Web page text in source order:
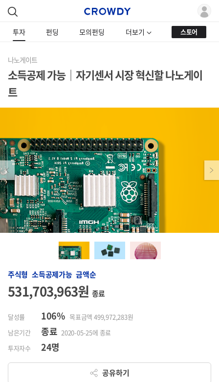
투자 펀딩 모의펀딩 더보기 스토어
나노게이트
소득공제 가능｜자기센서 시장 혁신할 나노게이
트
Previous Next
주식형 소득공제가능 금액순
531,703,963원 종료
달성률 106% 목표금액 499,972,283원
남은기간
종료 2020-05-25에 종료
투자자수
24명
공유하기